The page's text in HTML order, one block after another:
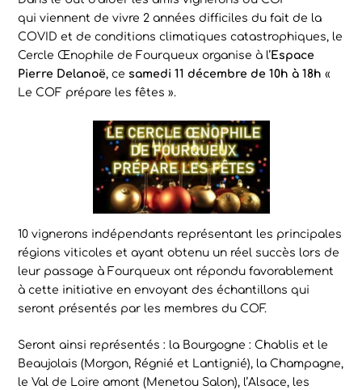
qui viennent de vivre 2 années difficiles du fait de la
COVID et de conditions climatiques catastrophiques, le
Cercle Œnophile de Fourqueux organise à l’Espace
Pierre Delanoë, cesamedi 11 décembre de 10h à 18h «
Le COF prépare les fêtes ».
10 vignerons indépendants représentant les principales
régions viticoles et ayant obtenu un réel succès lors de
leur passage à Fourqueux ont répondu favorablement
à cette initiative en envoyant des échantillons qui
seront présentés par les membres du COF.
Seront ainsi représentés : la Bourgogne : Chablis et le
Beaujolais (Morgon, Régnié et Lantignié), la Champagne,
le Val de Loire amont (Menetou Salon), l’Alsace, les